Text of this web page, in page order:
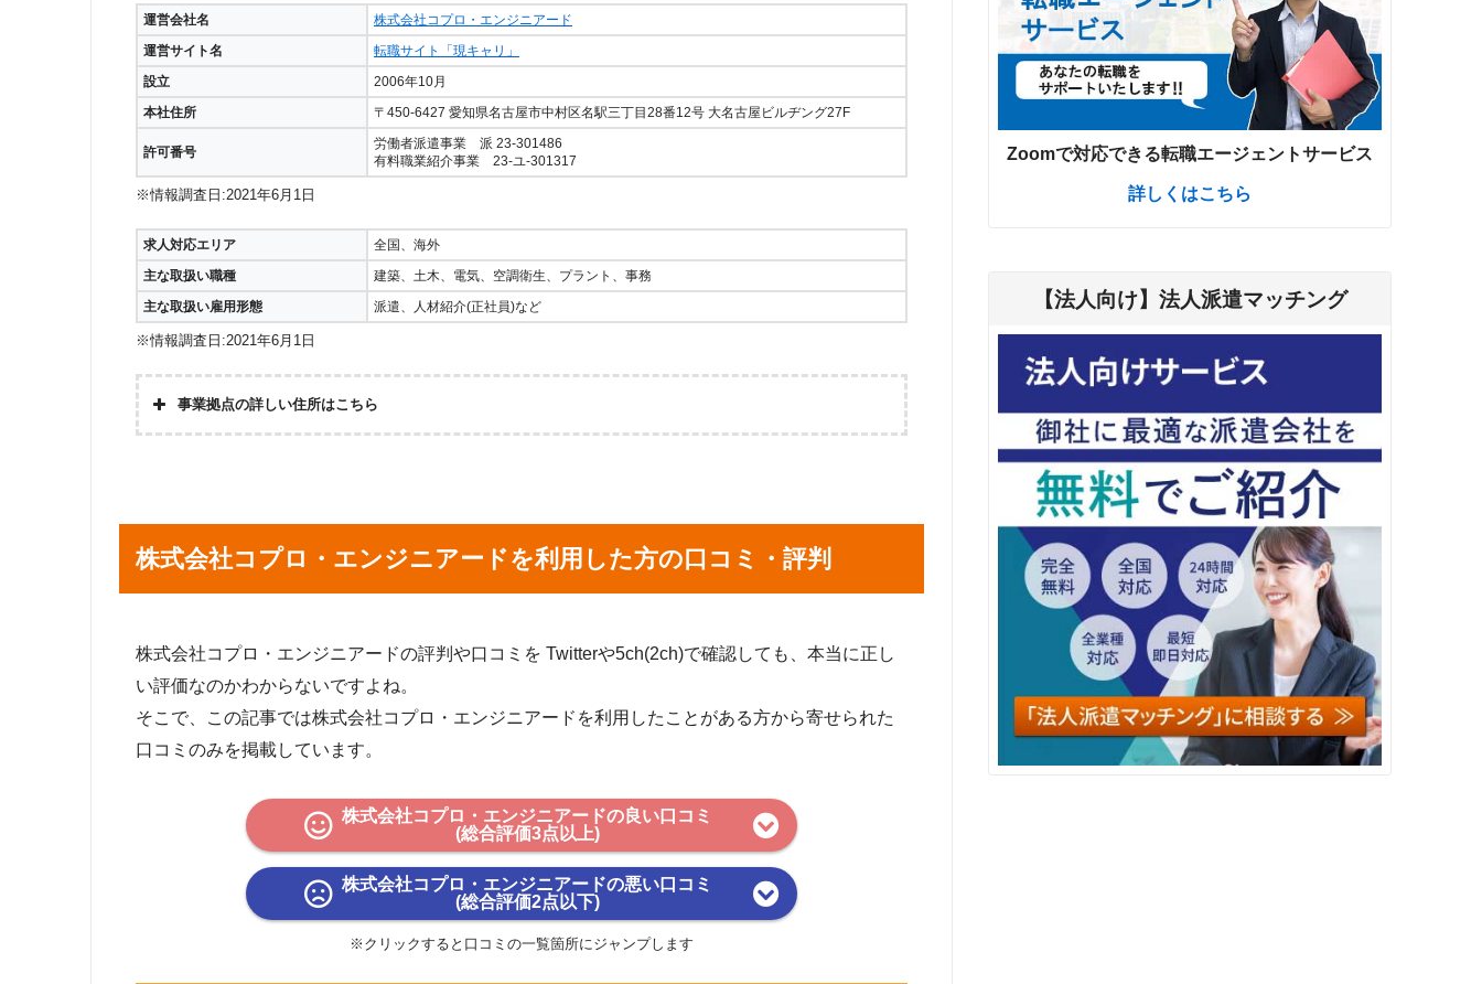
運営会社名
株式会社コプロ・エンジニアード
運営サイト名
転職サイト「現キャリ」
設立
2006年10月
本社住所
〒450-6427 愛知県名古屋市中村区名駅三丁目28番12号 大名古屋ビルヂング27F
許可番号
労働者派遣事業 派 23-301486
有料職業紹介事業 23-ユ-301317
※情報調査日:2021年6月1日
求人対応エリア
全国、海外
主な取扱い職種
建築、土木、電気、空調衛生、プラント、事務
主な取扱い雇用形態
派遣、人材紹介(正社員)など
※情報調査日:2021年6月1日
事業拠点の詳しい住所はこちら
株式会社コプロ・エンジニアードを利用した方の口コミ・評判
株式会社コプロ・エンジニアードの評判や口コミを Twitterや5ch(2ch)で確認しても、本当に正し
い評価なのかわからないですよね。
そこで、この記事では株式会社コプロ・エンジニアードを利用したことがある方から寄せられた
口コミのみを掲載しています。
株式会社コプロ・エンジニアードの良い口コミ
(総合評価3点以上)
株式会社コプロ・エンジニアードの悪い口コミ
(総合評価2点以下)
※クリックすると口コミの一覧箇所にジャンプします
Zoomで対応できる転職エージェントサービス
詳しくはこちら
【法人向け】法人派遣マッチング